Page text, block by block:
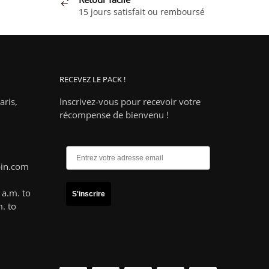
15 jours satisfait ou remboursé
to
to
RECEVEZ LE PACK !
Inscrivez-vous pour recevoir votre
récompense de bienvenu !
S'inscrire